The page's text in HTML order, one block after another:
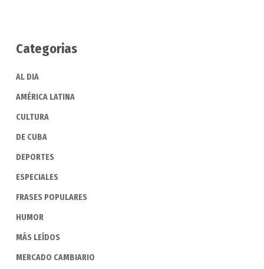
Categorias
AL DIA
AMÉRICA LATINA
CULTURA
DE CUBA
DEPORTES
ESPECIALES
FRASES POPULARES
HUMOR
MÁS LEÍDOS
MERCADO CAMBIARIO